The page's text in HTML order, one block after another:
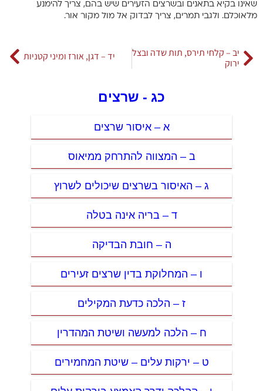
שאינו בקיא בתאנים ובשרצים הזעירים שיש בהם, צריך להימנע
מלאוכלם. ולגבי תמרים, צריך לבדוק אל מול מקור אור.
יב – קלחי תירס, תות שדה ובצל
ירוק
יד – דגן, אורז ומיני קטניות
כג - שרצים
א – איסור שרצים
ב – המצווה להתרחק ממיאוס
ג – האיסור בשרצים שיכולים לשרוץ
ד – בריה אינה בטלה
ה – חובת הבדיקה
ו – המחלוקת בדין שרצים זעירים
ז – הלכה כדעת המקילים
ח – הלכה למעשה ושיטת המהדרין
ט – ירקות עלים – שיטת המחמירים